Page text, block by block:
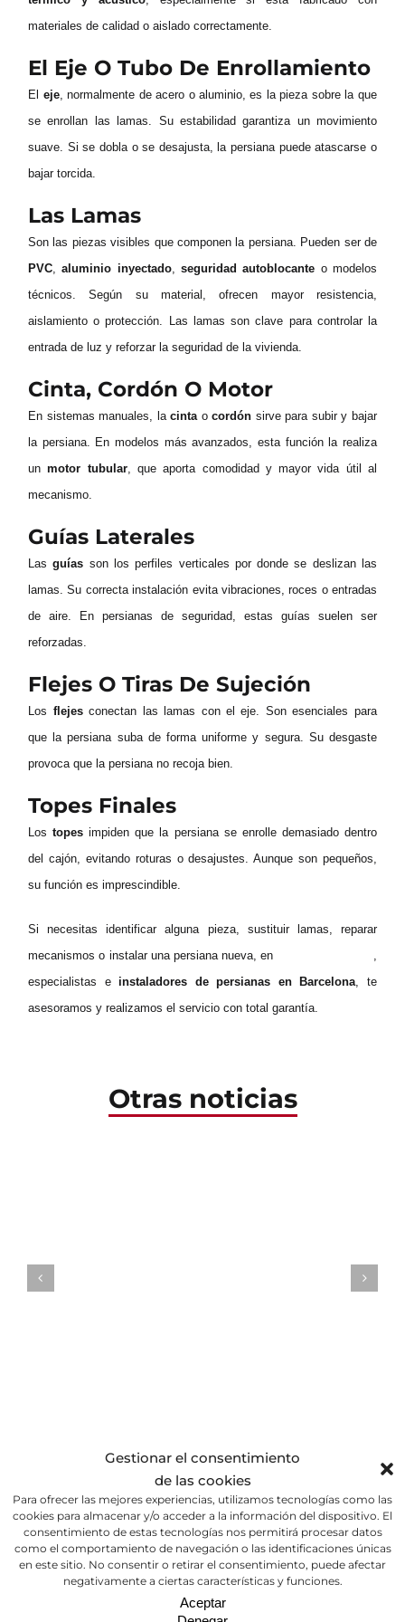
Gestionar el consentimiento
de las cookies
Para ofrecer las mejores experiencias, utilizamos tecnologías como las
cookies para almacenar y/o acceder a la información del dispositivo. El
consentimiento de estas tecnologías nos permitirá procesar datos
como el comportamiento de navegación o las identificaciones únicas
en este sitio. No consentir o retirar el consentimiento, puede afectar
negativamente a ciertas características y funciones.
Aceptar
materiales de calidad o aislado correctamente.
El Eje O Tubo De Enrollamiento
El eje, normalmente de acero o aluminio, es la pieza sobre la que
se enrollan las lamas. Su estabilidad garantiza un movimiento
suave. Si se dobla o se desajusta, la persiana puede atascarse o
bajar torcida.
Las Lamas
Son las piezas visibles que componen la persiana. Pueden ser de
PVC,aluminio inyectado, seguridad autoblocante o modelos
técnicos. Según su material, ofrecen mayor resistencia,
aislamiento o protección. Las lamas son clave para controlar la
entrada de luz y reforzar la seguridad de la vivienda.
Cinta, Cordón O Motor
En sistemas manuales, lacintaocordón sirve para subir y bajar
la persiana. En modelos más avanzados, esta función la realiza
unmotor tubular, que aporta comodidad y mayor vida útil al
mecanismo.
Guías Laterales
Lasguías son los perfiles verticales por donde se deslizan las
lamas. Su correcta instalación evita vibraciones, roces o entradas
de aire. En persianas de seguridad, estas guías suelen ser
reforzadas.
Flejes O Tiras De Sujeción
Los flejesconectan las lamas con el eje. Son esenciales para
que la persiana suba de forma uniforme y segura. Su desgaste
provoca que la persiana no recoja bien.
Topes Finales
Lostopes impiden que la persiana se enrolle demasiado dentro
del cajón, evitando roturas o desajustes. Aunque son pequeños,
su función es imprescindible.
Si necesitas identificar alguna pieza, sustituir lamas, reparar
mecanismos o instalar una persiana nueva, en
,
especialistas e instaladores de persianas en Barcelona, te
asesoramos y realizamos el servicio con total garantía.
Otras noticias
Qué hacer si una persiana
eléctrica deja de